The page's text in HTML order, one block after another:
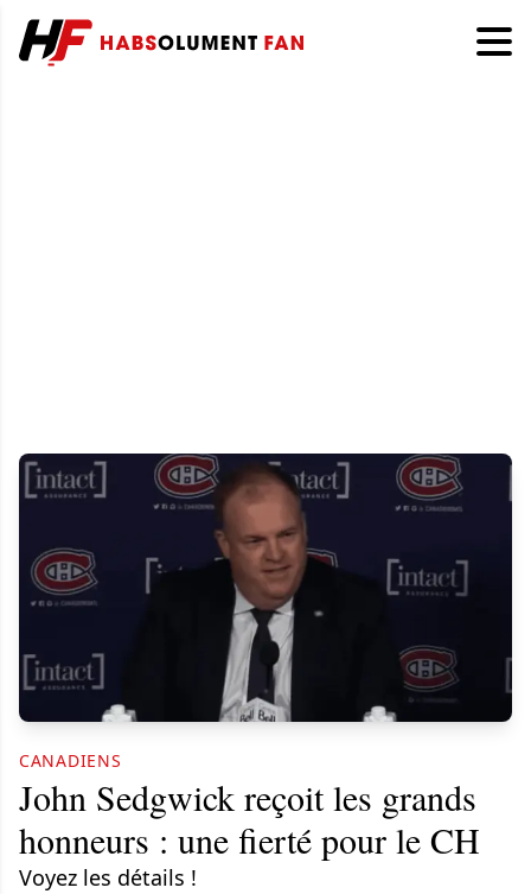
CANADIENS
John Sedgwick reçoit les grands
honneurs : une fierté pour le CH
Voyez les détails !